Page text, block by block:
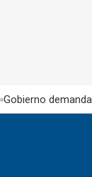
Gobierno